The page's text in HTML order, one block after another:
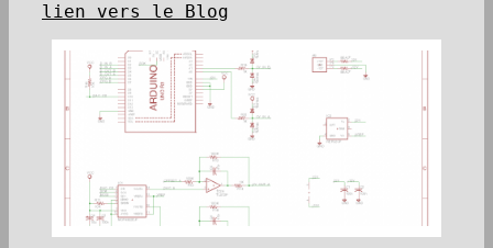
lien vers le Blog